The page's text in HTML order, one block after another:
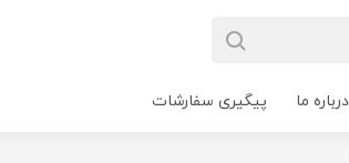
درباره ما پیگیری سفارشات